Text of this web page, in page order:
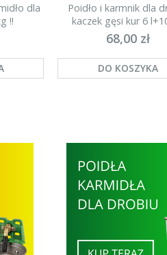
dla
!!
Poidło i karmnik dla
kaczek gęsi kur 6
68,00 zł
DO KOSZYKA